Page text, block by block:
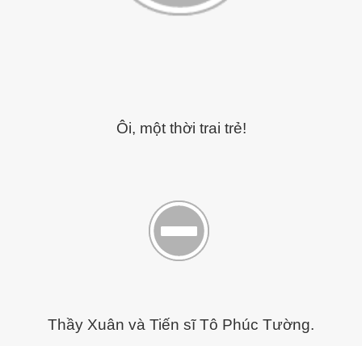
Ôi, một thời trai trẻ!
Thầy Xuân và Tiến sĩ Tô Phúc Tường.